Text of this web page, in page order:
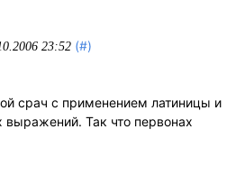
23:52 (#)
срач с применением латиницы и
выражений. Так что первонах